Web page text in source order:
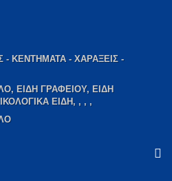
- ΚΕΝΤΗΜΑΤΑ - ΧΑΡΑΞΕΙΣ -
ΕΙΔΗ ΓΡΑΦΕΙΟΥ, ΕΙΔΗ
ΕΙΔΗ, , , ,